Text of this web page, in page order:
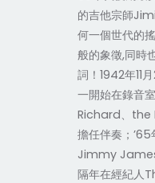
的吉他宗師
何一個世代的
般的象徵,同時
詞！1942年11
一開始在錄音
Richard、the
擔任伴奏；
Jimmy
隔年在經紀人